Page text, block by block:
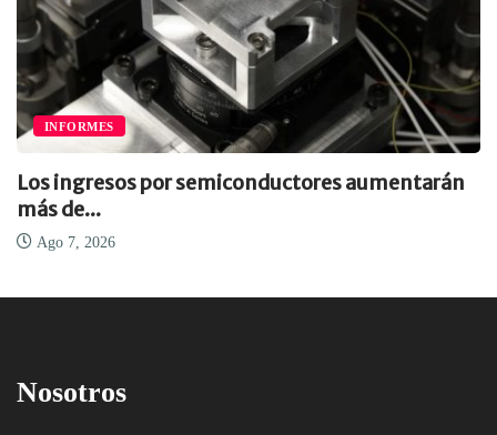
INFORMES
Los ingresos por semiconductores aumentarán
más de...
Ago 7, 2026
Nosotros